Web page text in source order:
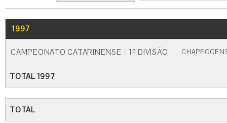
1997
CAMPEONATO CATARINENSE - 1ª DIVISÃO
TOTAL 1997
TOTAL